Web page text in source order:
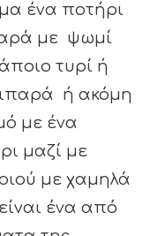
ένα ποτήρι
με ψωμί
τυρί ή
ή ακόμη
με ένα
μαζί με
με χαμηλά
ένα από